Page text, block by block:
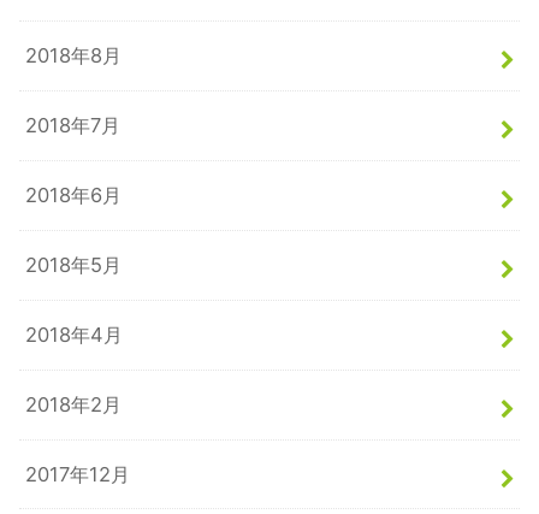
2018年8月
2018年7月
2018年6月
2018年5月
2018年4月
2018年2月
2017年12月